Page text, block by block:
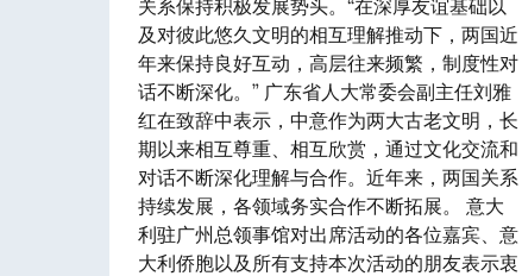
关系保持积极发展势头。“在深厚友谊基础以
及对彼此悠久文明的相互理解推动下，两国近
年来保持良好互动，高层往来频繁，制度性对
话不断深化。” 广东省人大常委会副主任刘雅
红在致辞中表示，中意作为两大古老文明，长
期以来相互尊重、相互欣赏，通过文化交流和
对话不断深化理解与合作。近年来，两国关系
持续发展，各领域务实合作不断拓展。 意大
利驻广州总领事馆对出席活动的各位嘉宾、意
大利侨胞以及所有支持本次活动的朋友表示衷